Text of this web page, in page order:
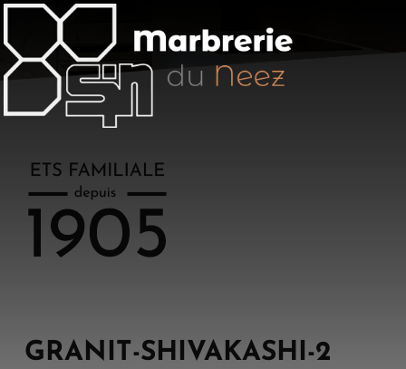
Aller
contenu
principal
GRANIT-SHIVAKASHI-2